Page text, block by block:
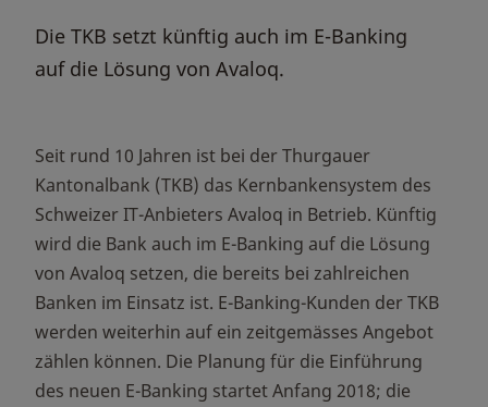
Die TKB setzt künftig auch im E-Banking
auf die Lösung von Avaloq.
Seit rund 10 Jahren ist bei der Thurgauer
Kantonalbank (TKB) das Kernbankensystem des
Schweizer IT-Anbieters Avaloq in Betrieb. Künftig
wird die Bank auch im E-Banking auf die Lösung
von Avaloq setzen, die bereits bei zahlreichen
Banken im Einsatz ist. E-Banking-Kunden der TKB
werden weiterhin auf ein zeitgemässes Angebot
zählen können. Die Planung für die Einführung
des neuen E-Banking startet Anfang 2018; die